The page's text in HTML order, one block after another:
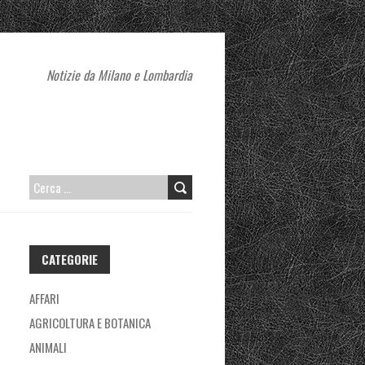
Notizie da Milano e Lombardia
RICERCA
CATEGORIE
AFFARI
AGRICOLTURA E BOTANICA
ANIMALI